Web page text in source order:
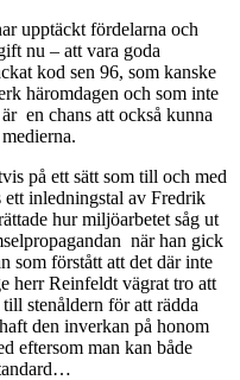
upptäckt fördelarna och
nu – att vara goda
kod sen 96, som kanske
häromdagen och som inte
en chans att också kunna
på ett sätt som till och med
inledningstal av Fredrik
hur miljöarbetet såg ut
när han gick
som förstått att det där inte
herr Reinfeldt vägrat tro att
stenåldern för att rädda
den inverkan på honom
eftersom man kan både